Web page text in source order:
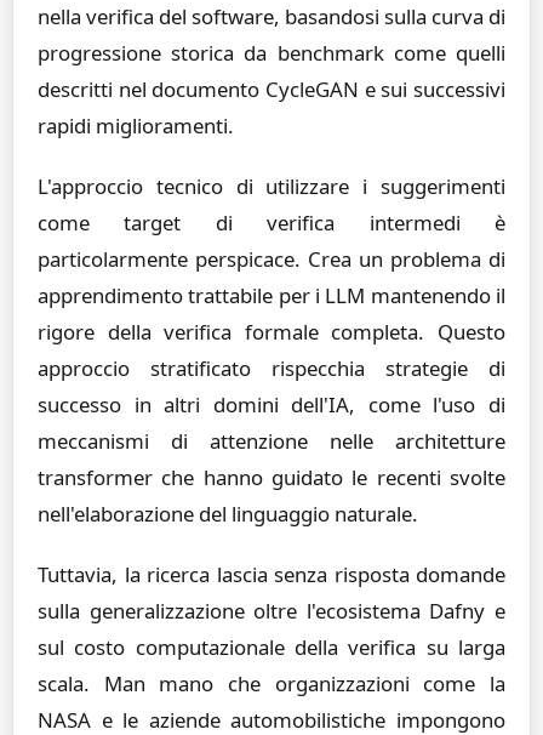
nella verifica del software, basandosi sulla curva di
progressione storica da benchmark come quelli
descritti nel documento CycleGAN e sui successivi
rapidi miglioramenti.
L'approccio tecnico di utilizzare i suggerimenti
come target di verifica intermedi è
particolarmente perspicace. Crea un problema di
apprendimento trattabile per i LLM mantenendo il
rigore della verifica formale completa. Questo
approccio stratificato rispecchia strategie di
successo in altri domini dell'IA, come l'uso di
meccanismi di attenzione nelle architetture
transformer che hanno guidato le recenti svolte
nell'elaborazione del linguaggio naturale.
Tuttavia, la ricerca lascia senza risposta domande
sulla generalizzazione oltre l'ecosistema Dafny e
sul costo computazionale della verifica su larga
scala. Man mano che organizzazioni come la
NASA e le aziende automobilistiche impongono